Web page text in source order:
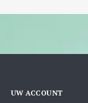
UW ACCOUNT